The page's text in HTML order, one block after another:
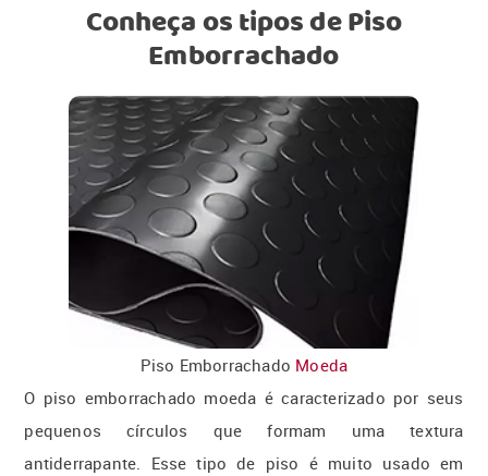
Conheça os tipos de Piso
Emborrachado
Piso Emborrachado Moeda
O piso emborrachado moeda é caracterizado por seus
pequenos círculos que formam uma textura
antiderrapante. Esse tipo de piso é muito usado em